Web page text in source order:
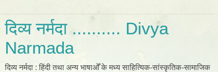
दिव्य नर्मदा .......... Divya
Narmada
दिव्य नर्मदा : हिंदी तथा अन्य भाषाओँ के मध्य साहित्यिक-सांस्कृतिक-सामाजिक